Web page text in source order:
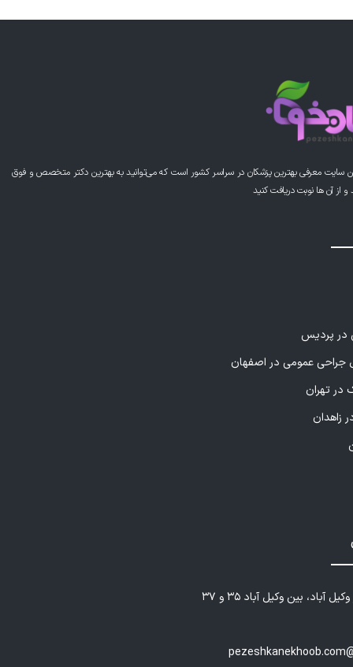
سایت معرفی بهترین پزشکان در سراسر کشور است که می‌توانید به بهترین دکتر متخصص و فوق
آن ها نوبت دریافت کنید
در پردیس
عمومی در اصفهان
در تهران
زاهدان
آباد، بین وکیل آباد ۳۵ و ۳۷